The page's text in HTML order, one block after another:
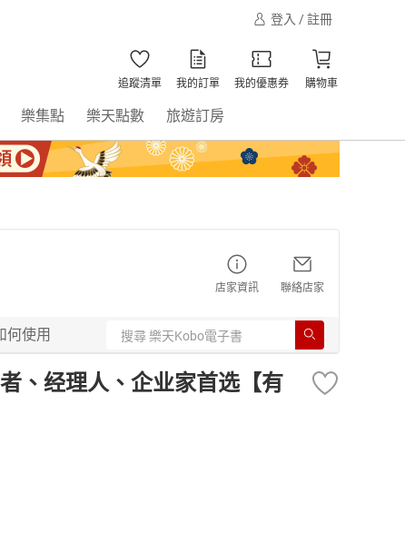
登入 / 註冊
追蹤清單 我的訂單 我的優惠券 購物車
樂集點 樂天點數 旅遊訂房
店家資訊 聯絡店家
何使用
、经理人、企业家首选【有